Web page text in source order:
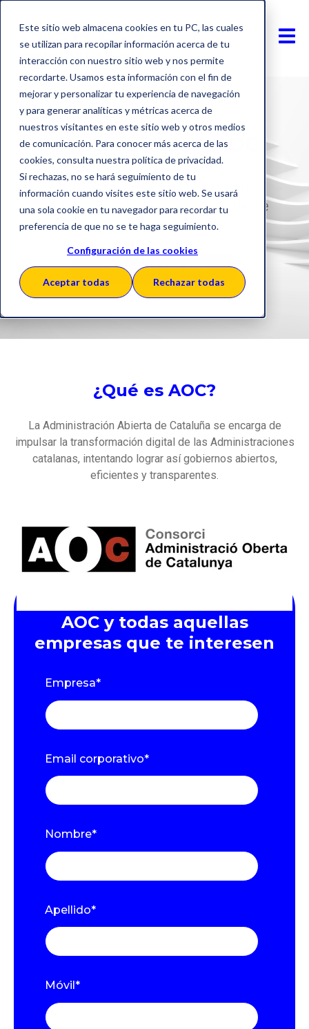
Este sitio web almacena cookies en tu PC, las cuales
se utilizan para recopilar información acerca de tu
interacción con nuestro sitio web y nos permite
recordarte. Usamos esta información con el fin de
mejorar y personalizar tu experiencia de navegación
y para generar analíticas y métricas acerca de
nuestros visitantes en este sitio web y otros medios
de comunicación. Para conocer más acerca de las
cookies, consulta nuestra política de privacidad.
Si rechazas, no se hará seguimiento de tu
información cuando visites este sitio web. Se usará
una sola cookie en tu navegador para recordar tu
preferencia de que no se te haga seguimiento.
Configuración de las cookies
Aceptar todas Rechazar todas
Conéctate con AOC
Solicita tu conexión con AOC y
todas aquellas empresas que te
interesen
Conéctate con AOC
¿Qué es AOC?
La Administración Abierta de Cataluña se encarga de
impulsar la transformación digital de las Administraciones
catalanas, intentando lograr así gobiernos abiertos,
eficientes y transparentes.
AOC y todas aquellas
empresas que te interesen
Empresa*
Email corporativo*
Nombre*
Apellido*
Móvil *